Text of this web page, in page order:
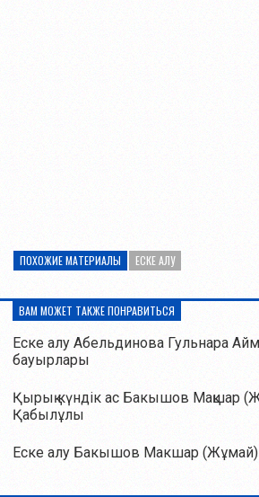
ПОХОЖИЕ МАТЕРИАЛЫ ЕСКЕ АЛУ
ВАМ МОЖЕТ ТАКЖЕ ПОНРАВИТЬСЯ
Еске алу Абельдинова Гульнара
бауырлары
Қырық күндік ас Бакышов Мақшар
Қабылұлы
Еске алу Бакышов Макшар